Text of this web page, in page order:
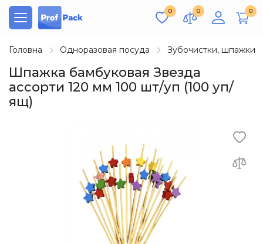
0 0 0
Головна Одноразовая посуда Зубочистки, шпажки
Шпажка бамбуковая Звезда
ассорти 120 мм 100 шт/уп (100 уп/
ящ)